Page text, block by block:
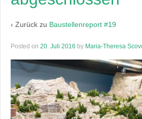
‹ Zurück zu Baustellenreport #19
Posted on 20. Juli 2016 by Maria-Theresa